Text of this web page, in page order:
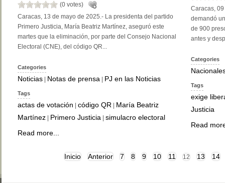
(0 votes)
Caracas, 13 de mayo de 2025.- La presidenta del partido
Primero Justicia, María Beatriz Martínez, aseguró este
martes que la eliminación, por parte del Consejo Nacional
Electoral (CNE), del código QR...
Categories
Noticias | Notas de prensa | PJ en las Noticias
Tags
actas de votación | código QR | María Beatriz
Martínez | Primero Justicia | simulacro electoral
Read more...
Caracas,
demandó
de 900
antes y
Categories
Tags
exige
Justicia
Read
Inicio Anterior 7 8 9 10 11 12 13 14